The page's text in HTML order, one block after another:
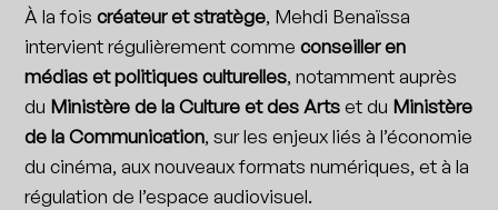
À la foiscréateur et stratège, Mehdi Benaïssa
intervient régulièrement commeconseiller en
médias et politiques culturelles, notamment auprès
du Ministère de la Culture et des Artset du Ministère
de la Communication, sur les enjeux liés à l’économie
du cinéma, aux nouveaux formats numériques, et à la
régulation de l’espace audiovisuel.